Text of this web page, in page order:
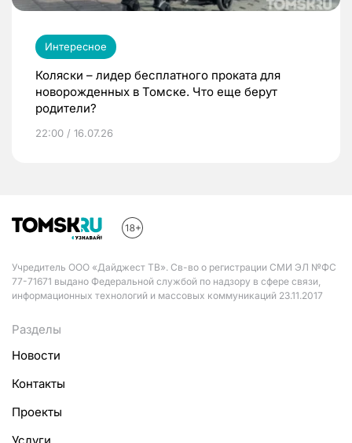
Интересное
Коляски – лидер бесплатного проката для
новорожденных в Томске. Что еще берут
родители?
22:00 / 16.07.26
Учредитель ООО «Дайджест ТВ». Св-во о регистрации СМИ ЭЛ №ФС
77-71671 выдано Федеральной службой по надзору в сфере связи,
информационных технологий и массовых коммуникаций 23.11.2017
Разделы
Новости
Контакты
Проекты